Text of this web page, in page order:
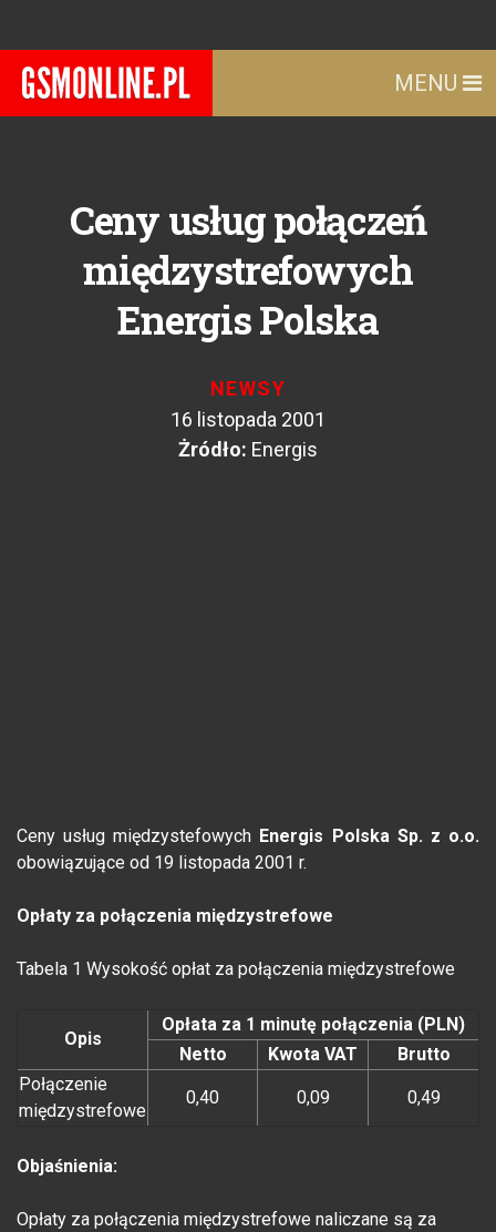
MENU
Ceny usług połączeń
międzystrefowych
Energis Polska
NEWSY
16 listopada 2001
Żródło: Energis
Ceny usług międzystefowych Energis Polska Sp. z o.o.
obowiązujące od 19 listopada 2001 r.
Opłaty za połączenia międzystrefowe
Tabela 1 Wysokość opłat za połączenia międzystrefowe
Opis
Opłata za 1 minutę połączenia (PLN)
Netto
Kwota VAT
Brutto
Połączenie
międzystrefowe
0,40 0,09 0,49
Objaśnienia:
Opłaty za połączenia międzystrefowe naliczane są za